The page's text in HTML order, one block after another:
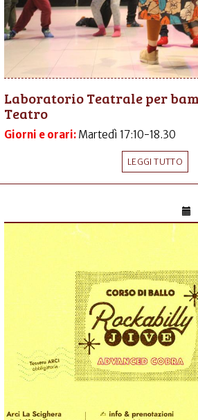
Laboratorio Teatrale per
Teatro
Giorni e orari: Martedì 17:10-18.30
LEGGI TUTTO